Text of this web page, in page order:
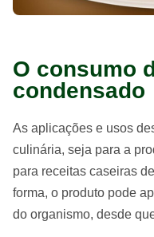
O consumo
condensado
As aplicações e usos
culinária, seja para a
para receitas caseiras
forma, o produto pode
do organismo, desde